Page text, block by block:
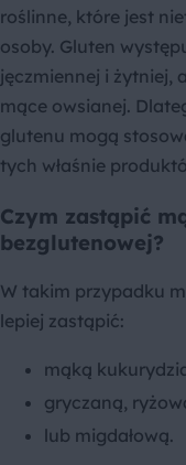
roślinne, które jest
osoby. Gluten
jęczmiennej i żytniej,
mące owsianej.
glutenu mogą
tych właśnie
Czym zastąpić
bezglutenowej?
W takim przypadku
lepiej zastąpić:
mąką
gryczaną,
lub migdałową.